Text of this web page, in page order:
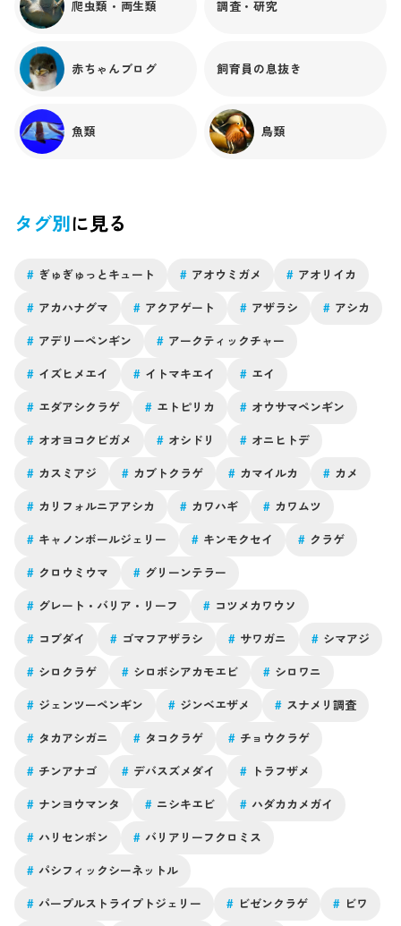
（赤ちゃん）が見えたのです。そしてさらに数ヵ月後に1個の卵
から稚魚が孵化したのです！（残念ながら稚魚は死亡...）その
後、産卵した親個体は海遊館に移動してしばらく飼育してい
たのですが、残念ながら死亡してしまいました。そこで、こ
れまでに起きた色んな謎を明らかにするべく、親個体の解
剖・観察と稚魚との遺伝子の比較（親子鑑定）を行ったとこ
ろ、このトラフザメが"不完全ながら雌雄同体の特徴を持った
うえに、"単為生殖" したことが明らかとなりました。当事者
うことはこれまでにも報告されてきましたが、"雌雄同体の特
徴を持つ個体が単為生殖を行う" という事例はこれまでサメ・
た。これらの出来事をまとめた論文は下記URLから要約のみ
覧いただければと思います。https://onlinelibrary.wiley.com/d
プは "原始的" と言われることもありますが、実はその生態に
はわかっていないことも多くあります。今回の論文がそんな
なんて著者は思っています。"単為生殖" のような現象は、同
多く、実は水族館は重要な研究フィールドとなります。こん
な水族館という特殊なフィールドを活かしながら、これから
していきたいと思います。
爬虫類・両生類 調査・研究
赤ちゃんブログ 飼育員の息抜き
魚類 鳥類
タグ別に見る
# ぎゅぎゅっとキュート # アオウミガメ # アオリイカ
# アカハナグマ # アクアゲート # アザラシ # アシカ
# アデリーペンギン # アークティックチャー
# イズヒメエイ # イトマキエイ # エイ
# エダアシクラゲ # エトピリカ # オウサマペンギン
# オオヨコクビガメ # オシドリ # オニヒトデ
# カスミアジ # カブトクラゲ # カマイルカ # カメ
# カリフォルニアアシカ # カワハギ # カワムツ
# キャノンボールジェリー # キンモクセイ # クラゲ
# クロウミウマ # グリーンテラー
# グレート・バリア・リーフ # コツメカワウソ
# コブダイ # ゴマフアザラシ # サワガニ # シマアジ
# シロクラゲ # シロボシアカモエビ # シロワニ
# ジェンツーペンギン # ジンベエザメ # スナメリ調査
# タカアシガニ # タコクラゲ # チョウクラゲ
# チンアナゴ # デバスズメダイ # トラフザメ
# ナンヨウマンタ # ニシキエビ # ハダカカメガイ
# ハリセンボン # バリアリーフクロミス
# パシフィックシーネットル
# パープルストライプトジェリー # ビゼンクラゲ # ビワ